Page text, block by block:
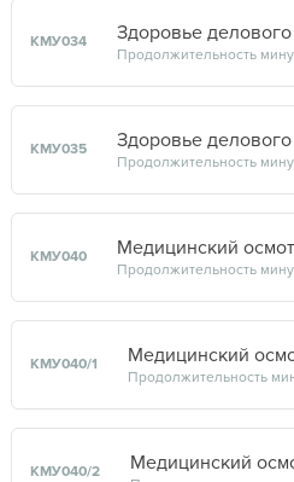
КМУ034 Здоровье
КМУ035 Здоровье
КМУ040 Медицинский
КМУ040/1 Медицинский
КМУ040/2 Медицинский